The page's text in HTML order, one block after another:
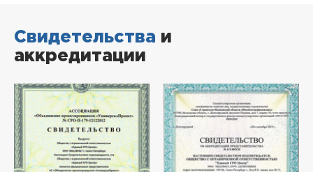
Свидетельства и
аккредитации